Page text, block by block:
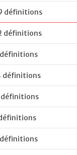
définitions
définitions
définitions
définitions